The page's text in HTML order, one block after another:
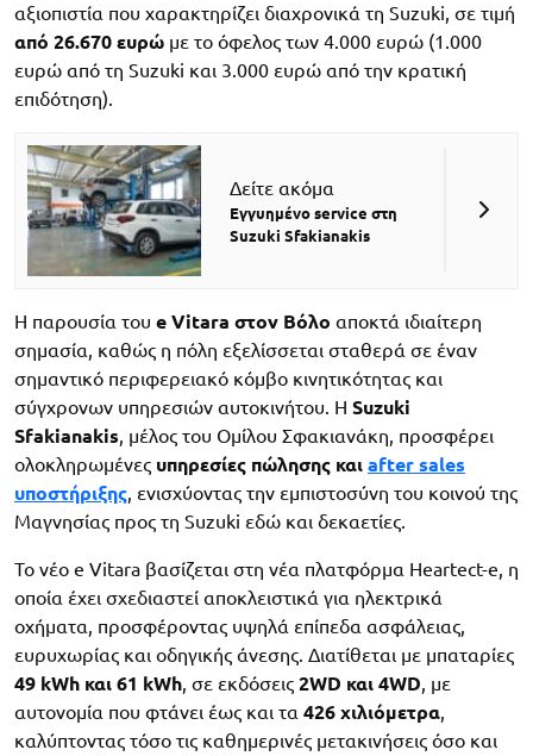
αξιοπιστία που χαρακτηρίζει διαχρονικά τη Suzuki, σε τιμή
από 26.670 ευρώ με το όφελος των 4.000 ευρώ (1.000
ευρώ από τη Suzuki και 3.000 ευρώ από την κρατική
επιδότηση).
Δείτε ακόμα
Εγγυημένο service στη
Suzuki Sfakianakis
Η παρουσία του e Vitara στον Βόλο αποκτά ιδιαίτερη
σημασία, καθώς η πόλη εξελίσσεται σταθερά σε έναν
σημαντικό περιφερειακό κόμβο κινητικότητας και
σύγχρονων υπηρεσιών αυτοκινήτου. Η Suzuki
Sfakianakis , μέλος του Ομίλου Σφακιανάκη, προσφέρει
ολοκληρωμένες υπηρεσίες πώλησης και after sales
υποστήριξης , ενισχύοντας την εμπιστοσύνη του κοινού της
Μαγνησίας προς τη Suzuki εδώ και δεκαετίες.
Το νέο e Vitara βασίζεται στη νέα πλατφόρμα Heartect-e, η
οποία έχει σχεδιαστεί αποκλειστικά για ηλεκτρικά
οχήματα, προσφέροντας υψηλά επίπεδα ασφάλειας,
ευρυχωρίας και οδηγικής άνεσης. Διατίθεται με μπαταρίες
49 kWh και 61 kWh , σε εκδόσεις 2WD και 4WD , με
αυτονομία που φτάνει έως και τα 426 χιλιόμετρα
καλύπτοντας τόσο τις καθημερινές μετακινήσεις όσο και